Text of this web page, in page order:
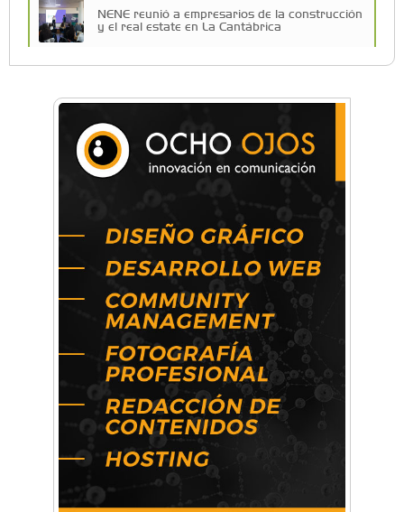
NENE reunió a empresarios de la construcción
y el real estate en La Cantábrica
Una compañía teatral de Castelar competirá
por el Premio FEBA Cultura
Mariana Croce: "Hoy las empresas necesitan
un asesoramiento integral para crecer con
seguridad"
Música, teatro, yoga, danza y mucho más:
Conocé todos los talleres para aprender y
disfrutar en la Zona Oeste